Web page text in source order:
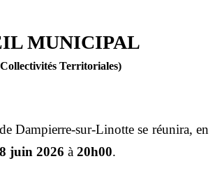
MUNICIPAL
Territoriales)
Dampierre-sur-Linotte se réunira, en
juin 2026 à 20h00.